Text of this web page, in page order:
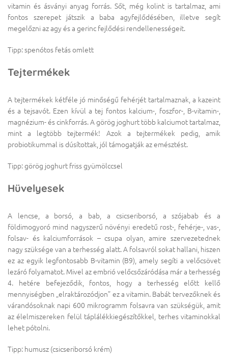
vitamin és ásványi anyag forrás. Sőt, még kolint is tartalmaz, ami
fontos szerepet játszik a baba agyfejlődésében, illetve segít
megelőzni az agy és a gerinc fejlődési rendellenességeit.
Tipp: spenótos fetás omlett
Tejtermékek
A tejtermékek kétféle jó minőségű fehérjét tartalmaznak, a kazeint
és a tejsavót. Ezen kívül a tej fontos kalcium-, foszfor-, B-vitamin-,
magnézium- és cinkforrás. A görög joghurt több kalciumot tartalmaz,
mint a legtöbb tejtermék! Azok a tejtermékek pedig, amik
probiotikummal is dúsítottak, jól támogatják az emésztést.
Tipp: görög joghurt friss gyümölccsel
Hüvelyesek
A lencse, a borsó, a bab, a csicseriborsó, a szójabab és a
földimogyoró mind nagyszerű növényi eredetű rost-, fehérje-, vas-,
folsav- és kalciumforrások – csupa olyan, amire szervezetednek
nagy szüksége van a terhesség alatt. A folsavról sokat hallani, hiszen
ez az egyik legfontosabb B-vitamin (B9), amely segíti a velőcsövet
lezáró folyamatot. Mivel az embrió velőcsőzáródása már a terhesség
4. hetére befejeződik, fontos, hogy a terhesség előtt kellő
mennyiségben „elraktározódjon” ez a vitamin. Babát tervezőknek és
várandósoknak napi 600 mikrogramm folsavra van szükségük, amit
az élelmiszereken felül táplálékkiegészítőkkel, terhes vitaminokkal
lehet pótolni.
Tipp: humusz (csicseriborsó krém)